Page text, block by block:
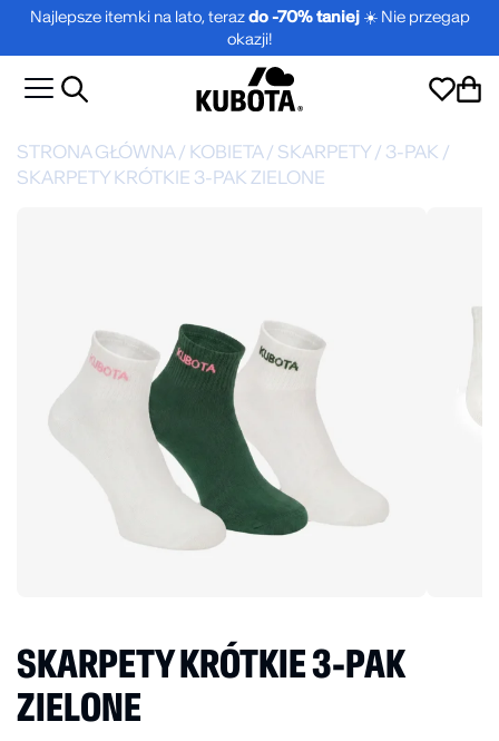
Najlepsze itemki na lato, terazdo -70% taniej☀️ Nie przegap
okazji!
STRONA GŁÓWNA / KOBIETA / SKARPETY / 3-PAK /
SKARPETY KRÓTKIE 3-PAK ZIELONE
SKARPETY KRÓTKIE 3-PAK
ZIELONE